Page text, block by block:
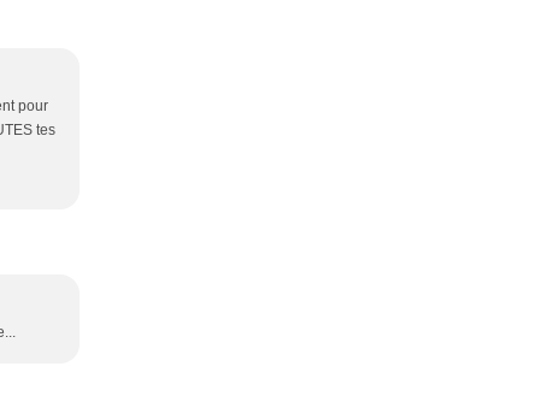
pour
tes